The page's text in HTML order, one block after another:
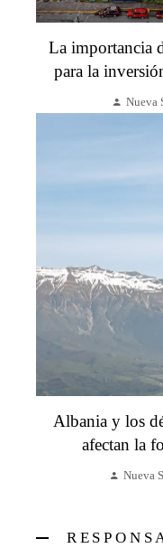
La importancia
para la
Nueva
Albania y los
afectan la
Nueva